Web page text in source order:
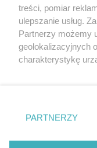
©
treści, pomiar
ulepszanie usług.
Partnerzy możemy
geolokalizacyjnych
charakterystykę
zmienić/wycofać
znajdujący się w
rodzaje
PARTNERZY